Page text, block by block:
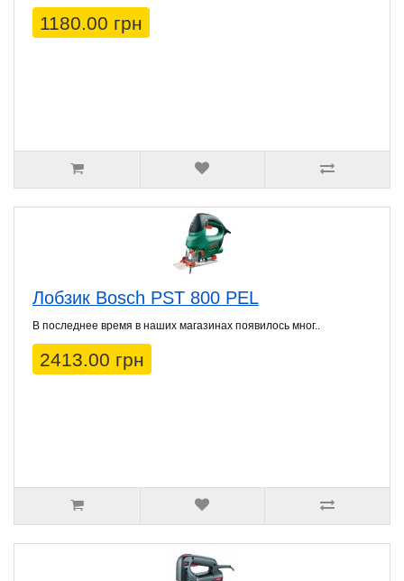
1180.00 грн
Лобзик Bosch PST 800 PEL
В последнее время в наших магазинах появилось мног..
2413.00 грн